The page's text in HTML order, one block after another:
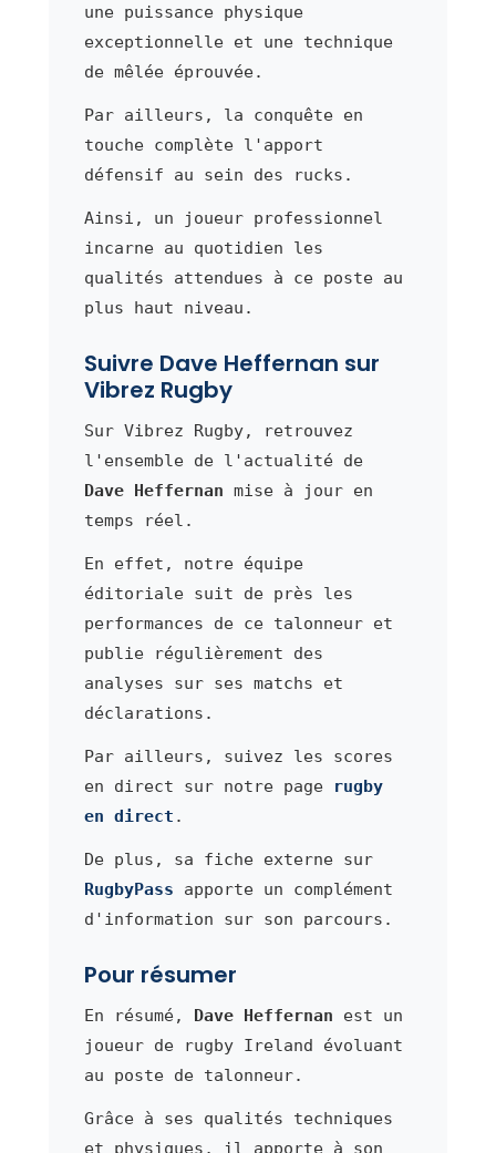
une puissance physique
exceptionnelle et une technique
de mêlée éprouvée.
Par ailleurs, la conquête en
touche complète l'apport
défensif au sein des rucks.
Ainsi, un joueur professionnel
incarne au quotidien les
qualités attendues à ce poste au
plus haut niveau.
Suivre Dave Heffernan sur
Vibrez Rugby
Sur Vibrez Rugby, retrouvez
l'ensemble de l'actualité de
Dave Heffernan mise à jour en
temps réel.
En effet, notre équipe
éditoriale suit de près les
performances de ce talonneur et
publie régulièrement des
analyses sur ses matchs et
déclarations.
Par ailleurs, suivez les scores
en direct sur notre page
rugby
en direct .
De plus, sa fiche externe sur
RugbyPass apporte un complément
d'information sur son parcours.
Pour résumer
En résumé, Dave Heffernan est un
joueur de rugby Ireland évoluant
au poste de talonneur.
Grâce à ses qualités techniques
et physiques, il apporte à son